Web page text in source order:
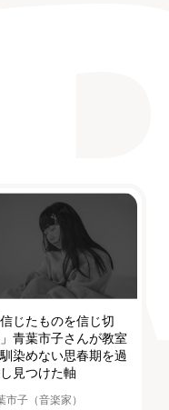
信じたものを信じ切
青葉市子さんが教室
染めない思春期を過
見つけた軸
市子（音楽家）